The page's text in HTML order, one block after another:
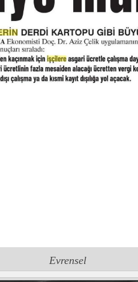
Evrensel